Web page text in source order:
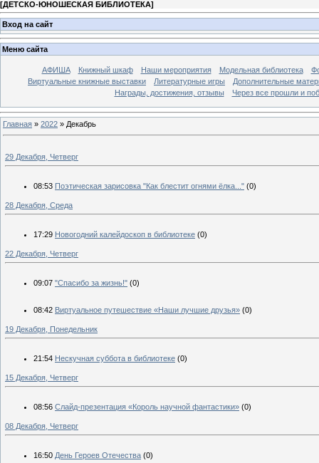
[ДЕТСКО-ЮНОШЕСКАЯ БИБЛИОТЕКА]
Вход на сайт
Меню сайта
АФИША Книжный шкаф Наши мероприятия Модельная библиотека
Виртуальные книжные выставки
Литературные игры
Дополнительные
Награды, достижения, отзывы
Через все прошли и
Главная » 2022 » Декабрь
29 Декабря, Четверг
08:53 Поэтическая зарисовка "Как блестит огнями ёлка..." (0)
28 Декабря, Среда
17:29 Новогодний калейдоскоп в библиотеке (0)
22 Декабря, Четверг
09:07 "Спасибо за жизнь!" (0)
08:42 Виртуальное путешествие «Наши лучшие друзья» (0)
19 Декабря, Понедельник
21:54 Нескучная суббота в библиотеке (0)
15 Декабря, Четверг
08:56 Слайд-презентация «Король научной фантастики» (0)
08 Декабря, Четверг
16:50 День Героев Отечества (0)